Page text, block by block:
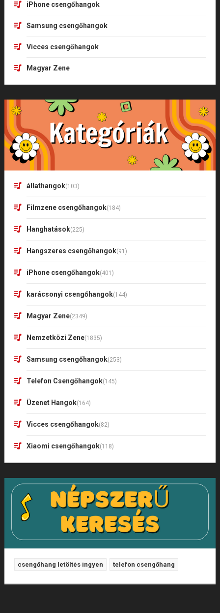
iPhone csengőhangok
Samsung csengőhangok
Vicces csengőhangok
Magyar Zene
állathangok(103)
Filmzene csengőhangok(184)
Hanghatások(225)
Hangszeres csengőhangok(91)
iPhone csengőhangok(401)
karácsonyi csengőhangok(144)
Magyar Zene(2349)
Nemzetközi Zene(1835)
Samsung csengőhangok(253)
Telefon Csengőhangok(145)
Üzenet Hangok(164)
Vicces csengőhangok(82)
Xiaomi csengőhangok(118)
csengőhang letöltés ingyen telefon csengőhang